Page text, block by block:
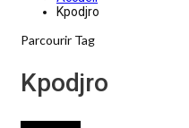
Kpodjro
Parcourir Tag
Kpodjro